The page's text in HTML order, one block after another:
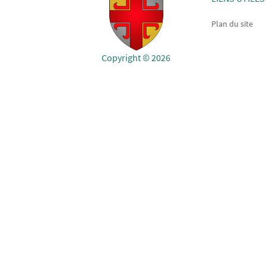
Copyright © 2026
Plan du site